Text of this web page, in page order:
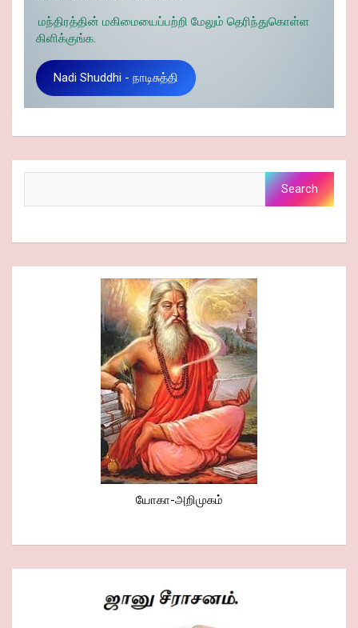
மந்திரத்தின் மகிமையைப்பற்றி மேலும் தெரிந்துகொள்ள
கிளிக்குங்க.
Nadi Shuddhi - நாடிசுத்தி
Search
யோகா-அறிமுகம்